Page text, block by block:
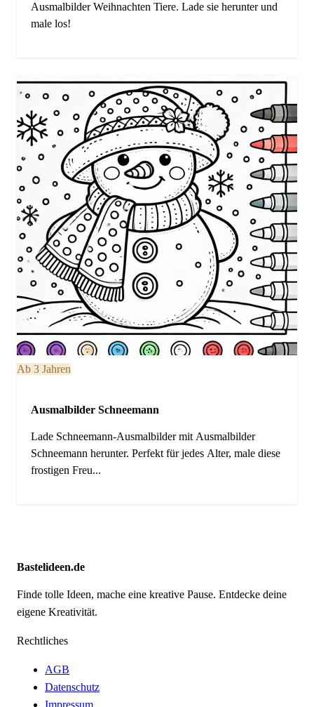
Ausmalbilder Weihnachten Tiere. Lade sie herunter und
male los!
Ab 3 Jahren
Ausmalbilder Schneemann
Lade Schneemann-Ausmalbilder mit Ausmalbilder
Schneemann herunter. Perfekt für jedes Alter, male diese
frostigen Freu...
Bastelideen.de
Finde tolle Ideen, mache eine kreative Pause. Entdecke deine
eigene Kreativität.
Rechtliches
AGB
Datenschutz
Impressum